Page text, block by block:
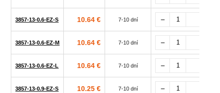
3857-13-0.6-EZ-S 10.64 € 7-10 dní
3857-13-0.6-EZ-M 10.64 € 7-10 dní
3857-13-0.6-EZ-L 10.64 € 7-10 dní
3857-13-0.9-EZ-S 10.25 € 7-10 dní